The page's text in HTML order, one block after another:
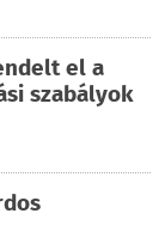
el a
szabályok